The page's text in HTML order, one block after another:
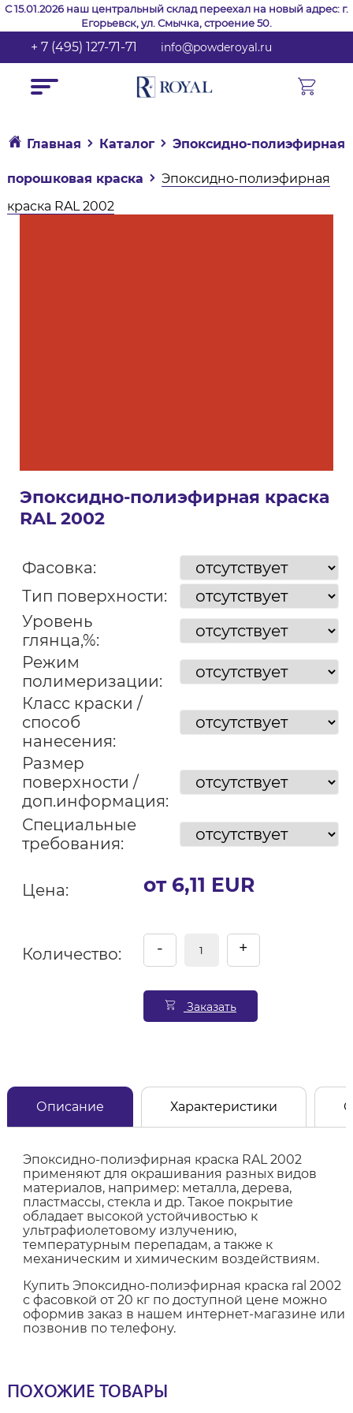
С 15.01.2026 наш центральный склад переехал на новый адрес: г.
Егорьевск, ул. Смычка, строение 50.
+ 7 (495) 127-71-71 info@powderoyal.ru
Главная Каталог Эпоксидно-полиэфирная
порошковая краска
Эпоксидно-полиэфирная
краска RAL 2002
Эпоксидно-полиэфирная краска
RAL 2002
Фасовка:
Тип поверхности:
Уровень
глянца,%:
Режим
полимеризации:
Класс краски /
способ
нанесения:
Размер
поверхности /
доп.информация:
Специальные
требования:
Цена: от 6,11 EUR
Количество: - +
Заказать
Описание Характеристики
Эпоксидно-полиэфирная краска RAL 2002
применяют для окрашивания разных видов
материалов, например: металла, дерева,
пластмассы, стекла и др. Такое покрытие
обладает высокой устойчивостью к
ультрафиолетовому излучению,
температурным перепадам, а также к
механическим и химическим воздействиям.
Купить Эпоксидно-полиэфирная краска ral 2002
с фасовкой от 20 кг по доступной цене можно
оформив заказ в нашем интернет-магазине или
позвонив по телефону.
ПОХОЖИЕ ТОВАРЫ